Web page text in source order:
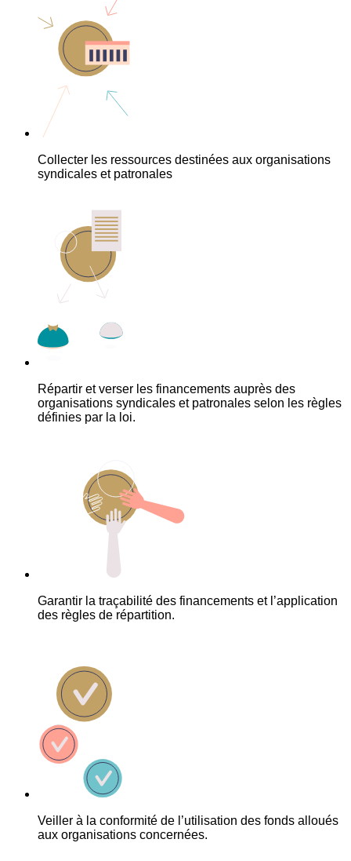
Collecter les ressources destinées aux organisations
syndicales et patronales
Répartir et verser les financements auprès des
organisations syndicales et patronales selon les règles
définies par la loi.
Garantir la traçabilité des financements et l’application
des règles de répartition.
Veiller à la conformité de l’utilisation des fonds alloués
aux organisations concernées.